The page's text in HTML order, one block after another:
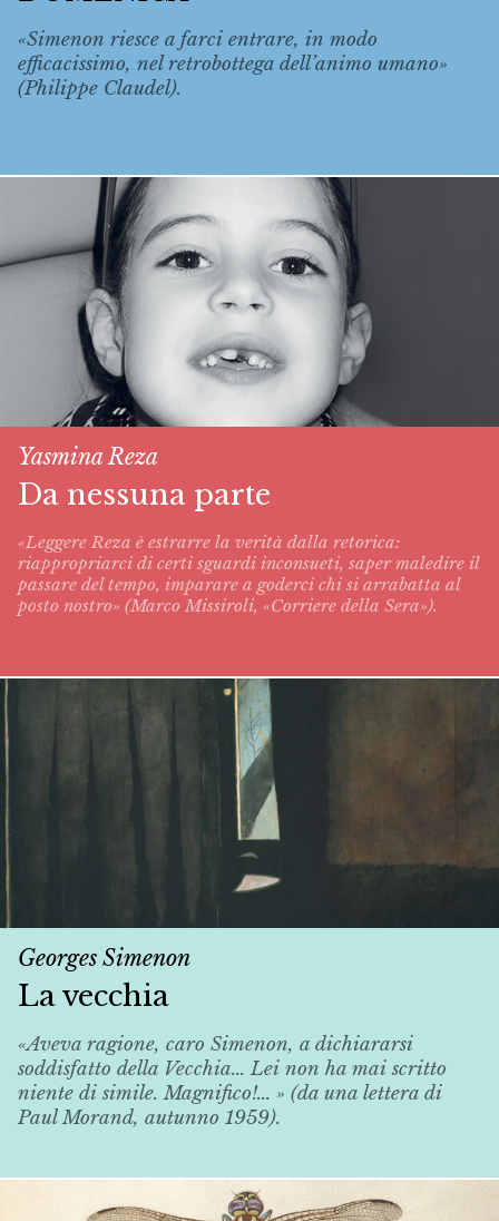
«Simenon riesce a farci entrare, in modo
efficacissimo, nel retrobottega dell’animo umano»
(Philippe Claudel).
Yasmina Reza
Da nessuna parte
«Leggere Reza è estrarre la verità dalla retorica:
riappropriarci di certi sguardi inconsueti, saper maledire il
passare del tempo, imparare a goderci chi si arrabatta al
posto nostro» (Marco Missiroli, «Corriere della Sera»).
Georges Simenon
La vecchia
«Aveva ragione, caro Simenon, a dichiararsi
soddisfatto della Vecchia... Lei non ha mai scritto
niente di simile. Magnifico!... » (da una lettera di
Paul Morand, autunno 1959).